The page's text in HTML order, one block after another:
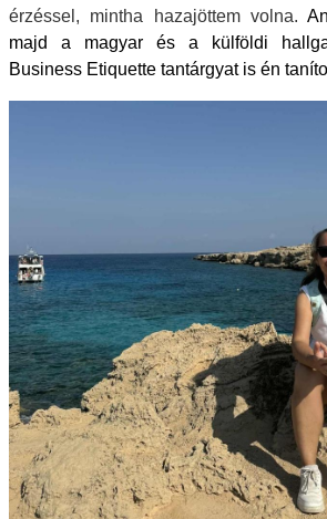
érzéssel, mintha hazajöttem volna.
majd a magyar és a külföldi
Business Etiquette tantárgyat is én